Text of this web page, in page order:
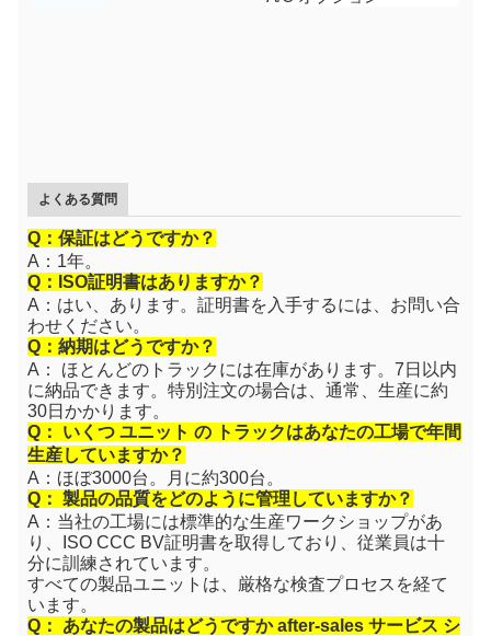
よくある質問
Q：保証はどうですか？
A：1年。
Q：ISO証明書はありますか？
A：はい、あります。証明書を入手するには、お問い合
わせください。
Q：納期はどうですか？
A： ほとんどのトラックには在庫があります。7日以内
に納品できます。特別注文の場合は、通常、生産に約
30日かかります。
Q： いくつ ユニット の トラックはあなたの工場で年間
生産していますか？
A：ほぼ3000台。月に約300台。
Q： 製品の品質をどのように管理していますか？
A：当社の工場には標準的な生産ワークショップがあ
り、ISO CCC BV証明書を取得しており、従業員は十
分に訓練されています。
すべての製品ユニットは、厳格な検査プロセスを経て
います。
Q： あなたの製品はどうですかafter-sales サービス シ